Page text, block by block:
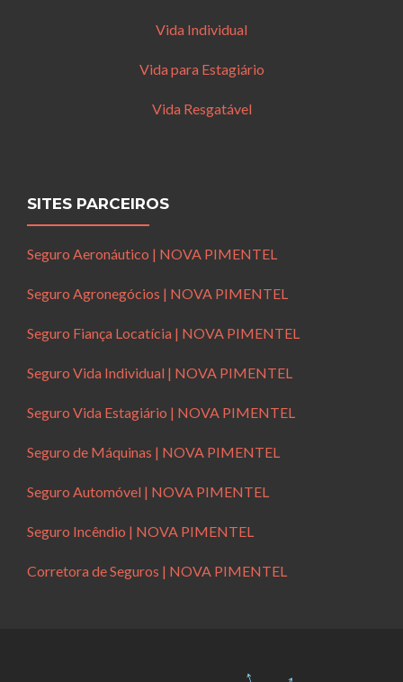
Vida Individual
Vida para Estagiário
Vida Resgatável
SITES PARCEIROS
Seguro Aeronáutico | NOVA PIMENTEL
Seguro Agronegócios | NOVA PIMENTEL
Seguro Fiança Locatícia | NOVA PIMENTEL
Seguro Vida Individual | NOVA PIMENTEL
Seguro Vida Estagiário | NOVA PIMENTEL
Seguro de Máquinas | NOVA PIMENTEL
Seguro Automóvel | NOVA PIMENTEL
Seguro Incêndio | NOVA PIMENTEL
Corretora de Seguros | NOVA PIMENTEL